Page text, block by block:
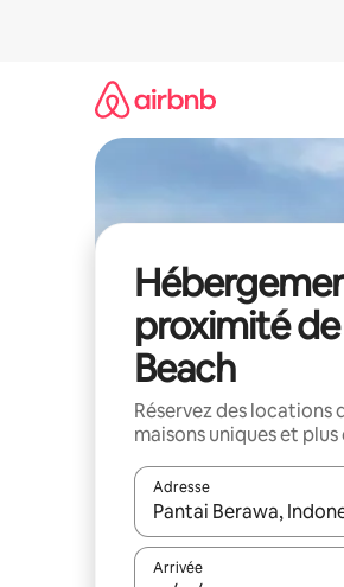
proximité
Beach
Réservez des locations
maisons uniques et
Adresse
Lorsque les résultats
Arrivée